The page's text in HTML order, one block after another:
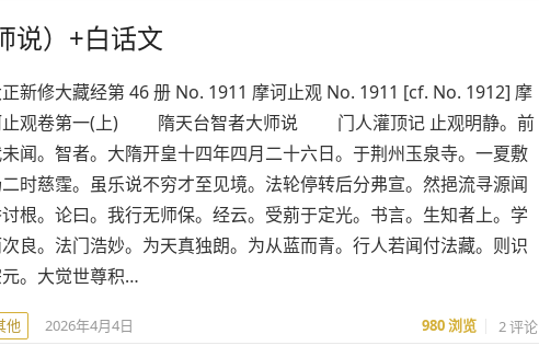
说）+白话文
新修大藏经第 46 册 No. 1911 摩诃止观 No. 1911 [cf. No. 1912] 摩
止观卷第一(上) 隋天台智者大师说 门人灌顶记 止观明静。前
闻。智者。大隋开皇十四年四月二十六日。于荆州玉泉寺。一夏敷
时慈霔。虽乐说不穷才至见境。法轮停转后分弗宣。然挹流寻源闻
根。论曰。我行无师保。经云。受莂于定光。书言。生知者上。学
良。法门浩妙。为天真独朗。为从蓝而青。行人若闻付法藏。则识
。大觉世尊积…
他 2026年4月4日 980浏览 2 评论